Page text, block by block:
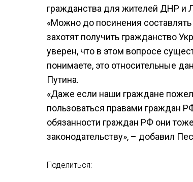
гражданства для жителей ДНР и
«Можно до посинения составлять
захотят получить гражданство
уверен, что в этом вопросе
понимаете, это относительные
Путина.
«Даже если наши граждане
пользоваться правами граждан
обязанности граждан РФ они
законодательству», – добавил
Поделиться: